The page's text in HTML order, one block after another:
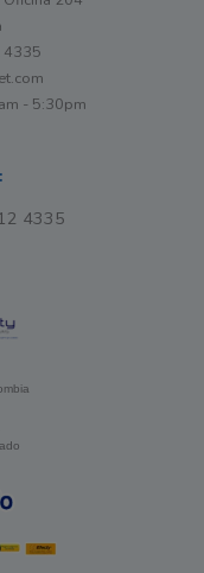
4335
- 5:30pm
4335